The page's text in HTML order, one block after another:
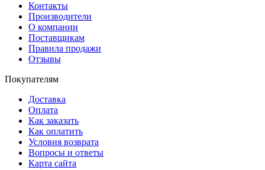
Контакты
Производители
О компании
Поставщикам
Правила продажи
Отзывы
Покупателям
Доставка
Оплата
Как заказать
Как оплатить
Условия возврата
Вопросы и ответы
Карта сайта